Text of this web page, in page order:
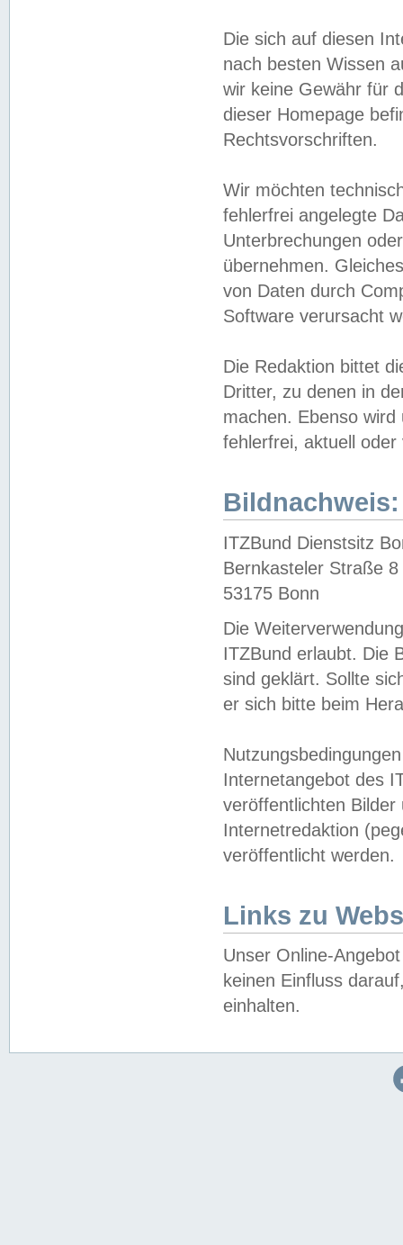
Die sich auf diesen
nach besten Wissen
wir keine Gewähr für
dieser Homepage
Rechtsvorschriften.
Wir möchten
fehlerfrei angelegte
Unterbrechungen
übernehmen.
von Daten durch
Software verursacht
Die Redaktion bittet
Dritter, zu denen in
machen. Ebenso
fehlerfrei, aktuell oder
Bildnachweis:
ITZBund Dienstsitz
Bernkasteler Straße 8
53175 Bonn
Die
ITZBund erlaubt. Die
sind geklärt. Sollte
er sich bitte beim
Internetangebot des
veröffentlichten
Internetredaktion
veröffentlicht werden.
Links zu
Unser Online-
keinen Einfluss
einhalten.